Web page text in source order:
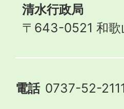
清水行政局
〒643-0521 和歌
電話 0737-52-2111